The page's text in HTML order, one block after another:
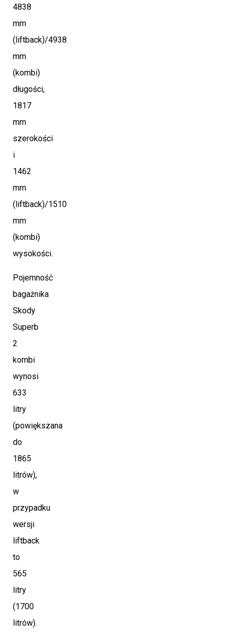
4838
mm
(liftback)/4938
mm
(kombi)
długości,
1817
mm
szerokości
i
1462
mm
(liftback)/1510
mm
(kombi)
wysokości.
Pojemność
bagażnika
Skody
Superb
2
kombi
wynosi
633
litry
(powiększana
do
1865
litrów),
w
przypadku
wersji
liftback
to
565
litry
(1700
litrów).